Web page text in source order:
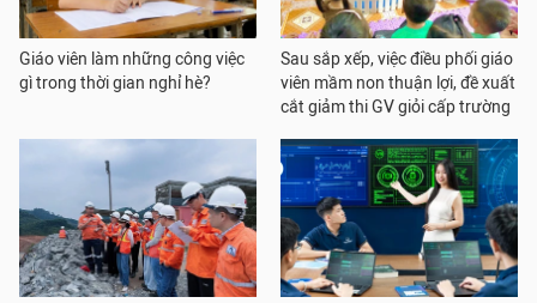
Giáo viên làm những công việc
gì trong thời gian nghỉ hè?
Sau sắp xếp, việc điều phối giáo
viên mầm non thuận lợi, đề xuất
cắt giảm thi GV giỏi cấp trường